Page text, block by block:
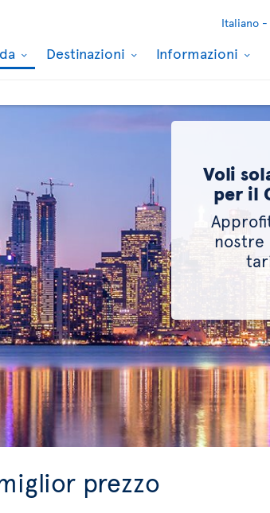
Italiano -
Destinazioni Informazioni
Voli
per il
nostre
prezzo